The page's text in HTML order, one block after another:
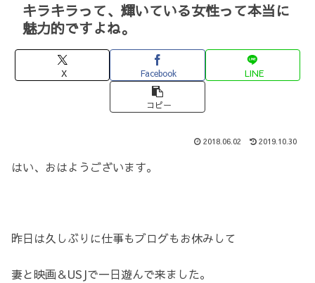
キラキラって、輝いている女性って本当に
魅力的ですよね。
X Facebook LINE
コピー
2018.06.02 2019.10.30
はい、おはようございます。
昨日は久しぶりに仕事もブログもお休みして
妻と映画＆USJで一日遊んで来ました。